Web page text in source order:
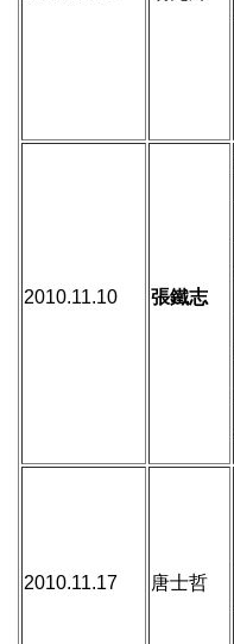
2010.11.10 張鐵志
2010.11.17 唐士哲